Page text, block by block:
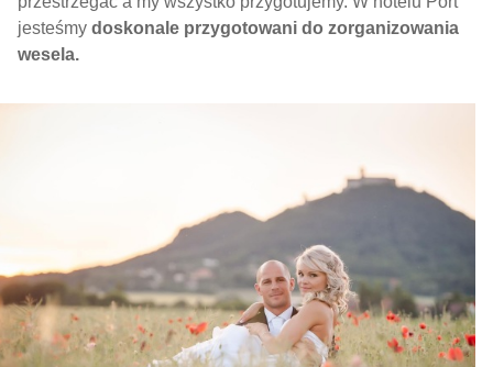
jesteśmy doskonale przygotowani do zorganizowania
wesela.